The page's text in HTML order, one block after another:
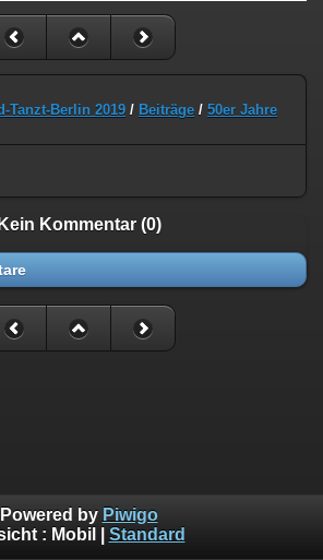
Tanzt-Berlin 2019 / Beiträge / 50er Jahre
Kein Kommentar (0)
Powered by Piwigo
: Mobil Standard